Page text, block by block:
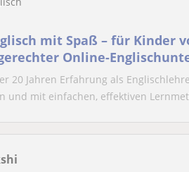
mit Spaß – für Kinder
Online-
Übungen.
20 Jahren Erfahrung als
und mit einfachen, effektiven